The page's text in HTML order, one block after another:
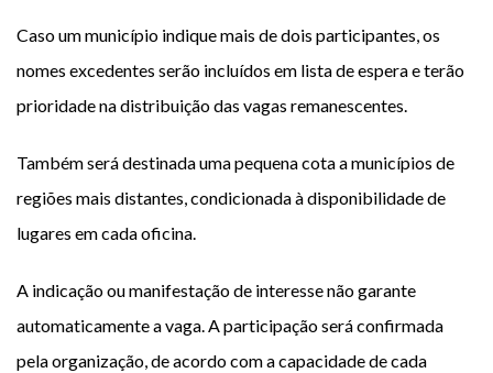
Caso um município indique mais de dois participantes, os
nomes excedentes serão incluídos em lista de espera e terão
prioridade na distribuição das vagas remanescentes.
Também será destinada uma pequena cota a municípios de
regiões mais distantes, condicionada à disponibilidade de
lugares em cada oficina.
A indicação ou manifestação de interesse não garante
automaticamente a vaga. A participação será confirmada
pela organização, de acordo com a capacidade de cada